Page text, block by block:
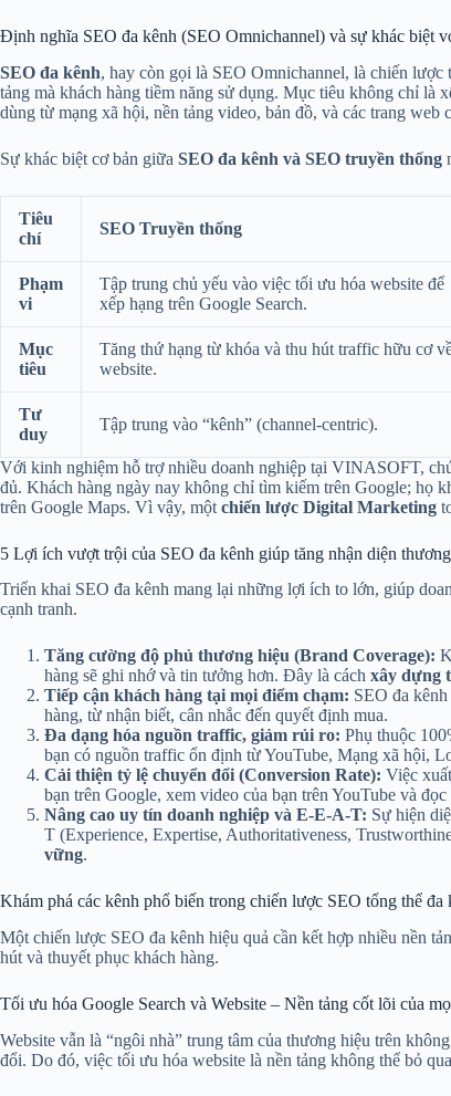
Định nghĩa SEO đa kênh (SEO Omnichannel) và sự khác biệt
SEO đa kênh, hay còn gọi là SEO Omnichannel, là chiến
tảng mà khách hàng tiềm năng sử dụng. Mục tiêu không chỉ là
dùng từ mạng xã hội, nền tảng video, bản đồ, và các trang web
Sự khác biệt cơ bản giữa SEO đa kênh và SEO truyền thống
Tiêu
chí
SEO Truyền thống
Phạm
vi
Tập trung chủ yếu vào việc tối ưu hóa website để
xếp hạng trên Google Search.
Mục
tiêu
Tăng thứ hạng từ khóa và thu hút traffic hữu cơ
website.
Tư
duy
Tập trung vào “kênh” (channel-centric).
Với kinh nghiệm hỗ trợ nhiều doanh nghiệp tại VINASOFT,
đủ. Khách hàng ngày nay không chỉ tìm kiếm trên Google; họ
trên Google Maps. Vì vậy, một chiến lược Digital Marketing
5 Lợi ích vượt trội của SEO đa kênh giúp tăng nhận diện
Triển khai SEO đa kênh mang lại những lợi ích to lớn, giúp
cạnh tranh.
Tăng cường độ phủ thương hiệu (Brand Coverage):
hàng sẽ ghi nhớ và tin tưởng hơn. Đây là cách xây dựng
Tiếp cận khách hàng tại mọi điểm chạm: SEO đa
hàng, từ nhận biết, cân nhắc đến quyết định mua.
Đa dạng hóa nguồn traffic, giảm rủi ro: Phụ thuộc
bạn có nguồn traffic ổn định từ YouTube, Mạng xã hội,
Cải thiện tỷ lệ chuyển đổi (Conversion Rate): Việc
bạn trên Google, xem video của bạn trên YouTube và
Nâng cao uy tín doanh nghiệp và E-E-A-T: Sự hiện
T (Experience, Expertise, Authoritativeness,
vững.
Khám phá các kênh phổ biến trong chiến lược SEO tổng thể đa
Một chiến lược SEO đa kênh hiệu quả cần kết hợp nhiều nền
hút và thuyết phục khách hàng.
Tối ưu hóa Google Search và Website – Nền tảng cốt lõi của
Website vẫn là “ngôi nhà” trung tâm của thương hiệu trên
đổi. Do đó, việc tối ưu hóa website là nền tảng không thể bỏ